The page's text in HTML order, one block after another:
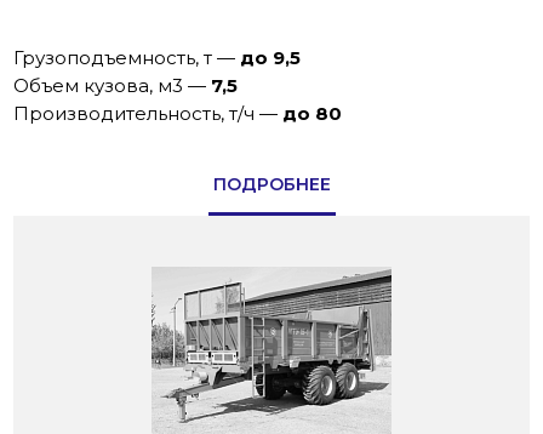
Грузоподъемность, т — до 9,5
Объем кузова, м3 — 7,5
Производительность, т/ч — до 80
ПОДРОБНЕЕ